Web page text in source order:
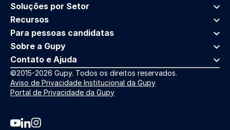
Soluções por Setor
Recursos
Para pessoas candidatas
Sobre a Gupy
Contato e Ajuda
©2015-2026 Gupy. Todos os direitos reservados.
Aviso de Privacidade Institucional da Gupy
Portal de Privacidade da Gupy
Youtube da Gupy
Linkedin da Gupy
Instagram da Gupy